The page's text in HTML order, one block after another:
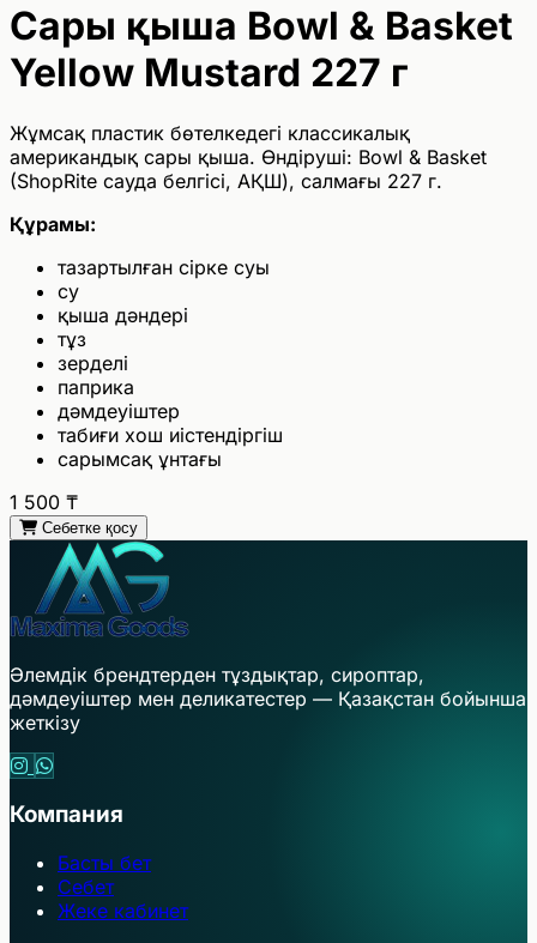
Сары қыша Bowl & Basket
Yellow Mustard 227 г
Жұмсақ пластик бөтелкедегі классикалық
американдық сары қыша. Өндіруші: Bowl & Basket
(ShopRite сауда белгісі, АҚШ), салмағы 227 г.
Құрамы:
тазартылған сірке суы
су
қыша дәндері
тұз
зерделі
паприка
дәмдеуіштер
табиғи хош иістендіргіш
сарымсақ ұнтағы
1 500 ₸
Себетке қосу
Әлемдік брендтерден тұздықтар, сироптар,
дәмдеуіштер мен деликатестер — Қазақстан бойынша
жеткізу
Компания
Басты бет
Себет
Жеке кабинет